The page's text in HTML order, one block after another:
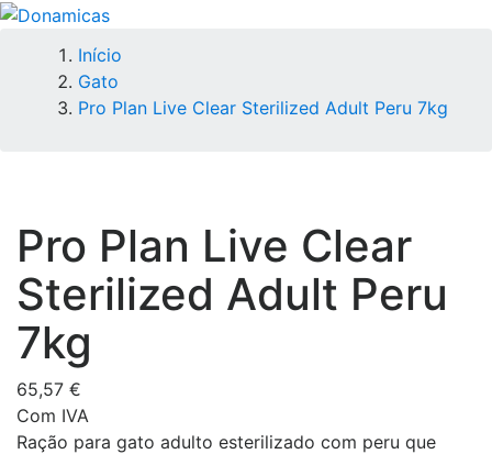
Início
Gato
Pro Plan Live Clear Sterilized Adult Peru 7kg
Pro Plan Live Clear
Sterilized Adult Peru
7kg
65,57 €
Com IVA
Ração para gato adulto esterilizado com peru que